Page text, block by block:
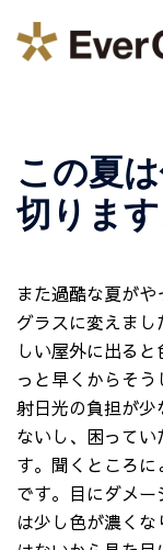
この夏
切ります
また過酷な夏が
グラスに変えま
しい屋外に出る
っと早くからそ
射日光の負担が少
ないし、困って
す。聞くところ
です。目にダメ
は少し色が濃く